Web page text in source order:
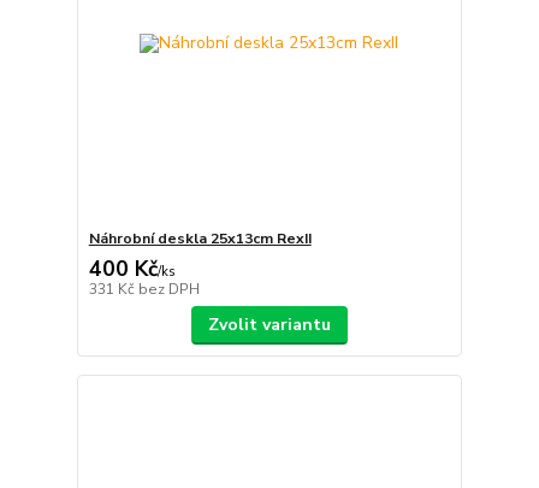
Náhrobní deskla 25x13cm RexII
400 Kč/ks
331 Kč bez DPH
Zvolit variantu